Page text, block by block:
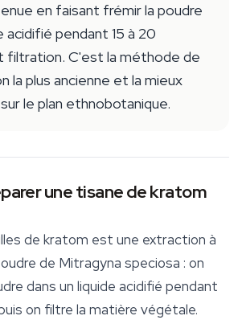
en faisant frémir la poudre
acidifié pendant 15 à 20
filtration. C'est la méthode de
la plus ancienne et la mieux
le plan ethnobotanique.
une tisane de kratom
de kratom est une extraction à
de Mitragyna speciosa : on
dans un liquide acidifié pendant
on filtre la matière végétale.